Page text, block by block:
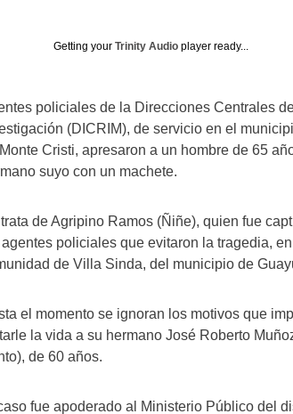
Getting your Trinity Audio player ready...
policiales de la Direcciones Centrales
(DICRIM), de servicio en el
Cristi, apresaron a un hombre de 65
suyo con un machete.
de Agripino Ramos (Ñiñe), quien fue
agentes policiales que evitaron la tragedia,
de Villa Sinda, del municipio de
el momento se ignoran los motivos que
la vida a su hermano José Roberto
de 60 años.
fue apoderado al Ministerio Público del